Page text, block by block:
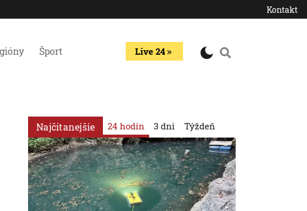
Kontakt
Šport Live 24
Najčítanejšie 24 hodín 3 dni Týždeň